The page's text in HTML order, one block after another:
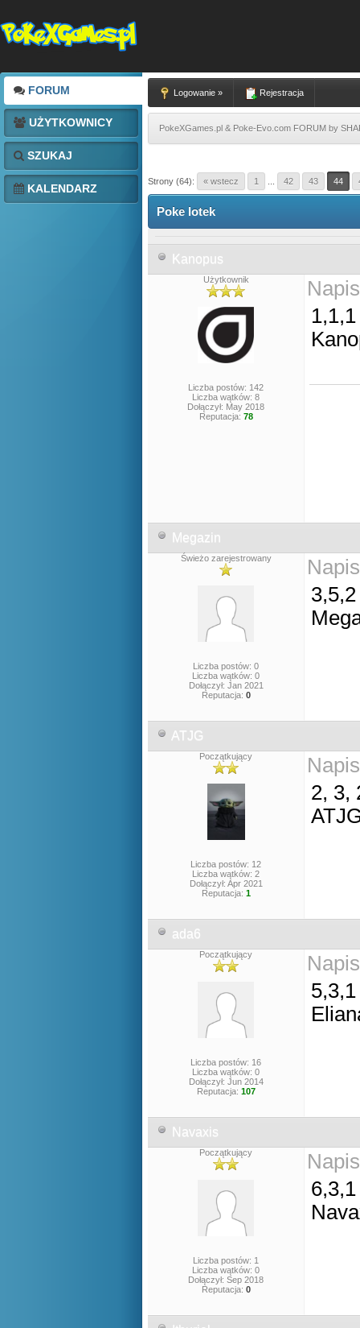
FORUM
UŻYTKOWNICY
SZUKAJ
KALENDARZ
Logowanie » Rejestracja
PokeXGames.pl & Poke-Evo.com FORUM by
Strony (64): « wstecz 1 42 43 44
Poke lotek
Kanopus
Użytkownik
Liczba postów: 142
Liczba wątków: 8
Dołączył: May 2018
Reputacja: 78
1,1,1
Megazin
Świeżo zarejestrowany
Liczba postów: 0
Liczba wątków: 0
Dołączył: Jan 2021
Reputacja: 0
3,5,2
ATJG
Początkujący
Liczba postów: 12
Liczba wątków: 2
Dołączył: Apr 2021
Reputacja: 1
2, 3,
ada6
Początkujący
Liczba postów: 16
Liczba wątków: 0
Dołączył: Jun 2014
Reputacja: 107
5,3,1
Navaxis
Początkujący
Liczba postów: 1
Liczba wątków: 0
Dołączył: Sep 2018
Reputacja: 0
6,3,1